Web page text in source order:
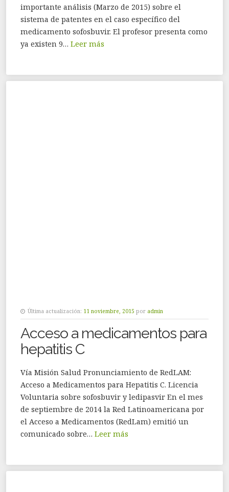
importante análisis (Marzo de 2015) sobre el
sistema de patentes en el caso específico del
medicamento sofosbuvir. El profesor presenta como
ya existen 9… Leer más
Última actualización: 11 noviembre, 2015 por admin
Acceso a medicamentos para
hepatitis C
Vía Misión Salud Pronunciamiento de RedLAM:
Acceso a Medicamentos para Hepatitis C. Licencia
Voluntaria sobre sofosbuvir y ledipasvir En el mes
de septiembre de 2014 la Red Latinoamericana por
el Acceso a Medicamentos (RedLam) emitió un
comunicado sobre… Leer más